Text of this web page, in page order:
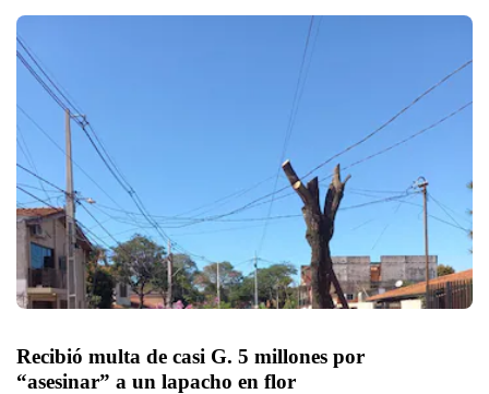
Recibió multa de casi G. 5 millones por
“asesinar” a un lapacho en flor